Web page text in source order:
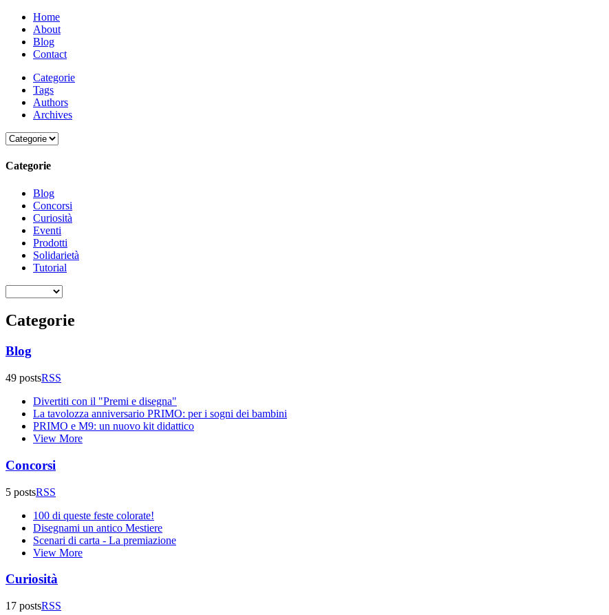
Home
About
Blog
Contact
Categorie
Tags
Authors
Archives
Categorie
Blog
Concorsi
Curiosità
Eventi
Prodotti
Solidarietà
Tutorial
Categorie
Blog
49 postsRSS
Divertiti con il "Premi e disegna"
La tavolozza anniversario PRIMO: per i sogni dei bambini
PRIMO e M9: un nuovo kit didattico
View More
Concorsi
5 postsRSS
100 di queste feste colorate!
Disegnami un antico Mestiere
Scenari di carta - La premiazione
View More
Curiosità
17 postsRSS